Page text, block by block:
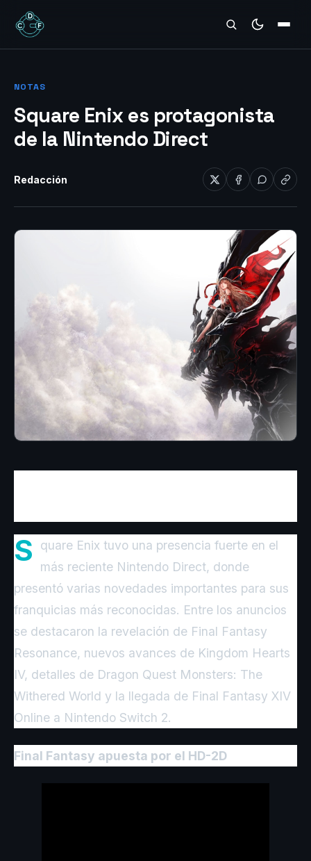
REVIEWS
NOTAS
Square Enix es protagonista
de la Nintendo Direct
Redacción
S
quare Enix tuvo una presencia fuerte en el
más reciente Nintendo Direct, donde
presentó varias novedades importantes para sus
franquicias más reconocidas. Entre los anuncios
se destacaron la revelación de Final Fantasy
Resonance, nuevos avances de Kingdom Hearts
IV, detalles de Dragon Quest Monsters: The
Withered World y la llegada de Final Fantasy XIV
Online a Nintendo Switch 2.
Final Fantasy apuesta por el HD-2D